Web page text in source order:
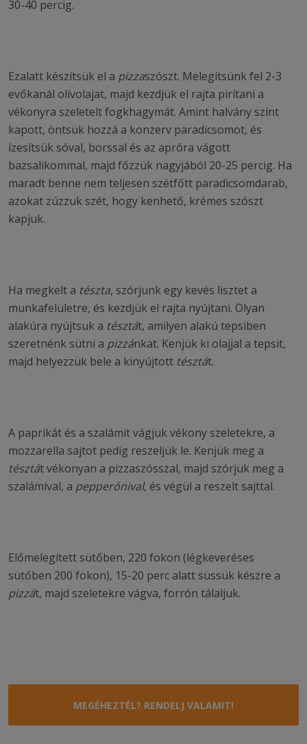
30-40 percig.
Ezalatt készítsük el a pizzaszószt. Melegítsünk fel 2-3
evőkanál olívolajat, majd kezdjük el rajta pirítani a
vékonyra szeletelt fogkhagymát. Amint halvány színt
kapott, öntsük hozzá a konzerv paradicsomot, és
ízesítsük sóval, borssal és az apróra vágott
bazsalikommal, majd főzzük nagyjából 20-25 percig. Ha
maradt benne nem teljesen szétfőtt paradicsomdarab,
azokat zúzzuk szét, hogy kenhető, krémes szószt
kapjuk.
Ha megkelt a tészta, szórjunk egy kevés lisztet a
munkafelületre, és kezdjük el rajta nyújtani. Olyan
alakúra nyújtsuk a tésztát, amilyen alakú tepsiben
szeretnénk sütni a pizzánkat. Kenjük ki olajjal a tepsit,
majd helyezzük bele a kinyújtott tésztát.
A paprikát és a szalámit vágjuk vékony szeletekre, a
mozzarella sajtot pedig reszeljük le. Kenjük meg a
tésztát vékonyan a pizzaszósszal, majd szórjuk meg a
szalámival, a pepperónival, és végül a reszelt sajttal.
Előmelegített sütőben, 220 fokon (légkeveréses
sütőben 200 fokon), 15-20 perc alatt süssük készre a
pizzát, majd szeletekre vágva, forrón tálaljuk.
MEGÉHEZTÉL? RENDELJ VALAMIT!